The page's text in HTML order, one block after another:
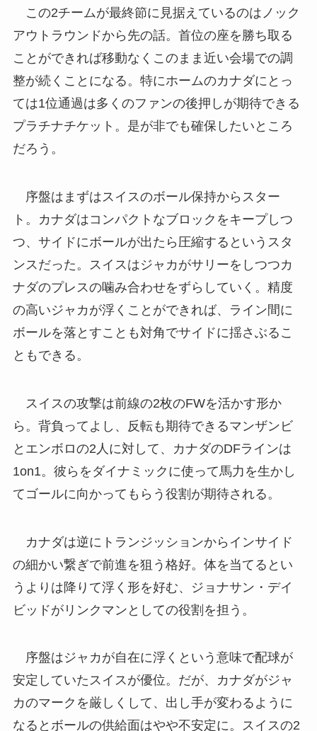
この2チームが最終節に見据えているのはノック
アウトラウンドから先の話。首位の座を勝ち取る
ことができれば移動なくこのまま近い会場での調
整が続くことになる。特にホームのカナダにとっ
ては1位通過は多くのファンの後押しが期待できる
プラチナチケット。是が非でも確保したいところ
だろう。
序盤はまずはスイスのボール保持からスター
ト。カナダはコンパクトなブロックをキープしつ
つ、サイドにボールが出たら圧縮するというスタ
ンスだった。スイスはジャカがサリーをしつつカ
ナダのプレスの噛み合わせをずらしていく。精度
の高いジャカが浮くことができれば、ライン間に
ボールを落とすことも対角でサイドに揺さぶるこ
ともできる。
スイスの攻撃は前線の2枚のFWを活かす形か
ら。背負ってよし、反転も期待できるマンザンビ
とエンボロの2人に対して、カナダのDFラインは
1on1。彼らをダイナミックに使って馬力を生かし
てゴールに向かってもらう役割が期待される。
カナダは逆にトランジッションからインサイド
の細かい繋ぎで前進を狙う格好。体を当てるとい
うよりは降りて浮く形を好む、ジョナサン・デイ
ビッドがリンクマンとしての役割を担う。
序盤はジャカが自在に浮くという意味で配球が
安定していたスイスが優位。だが、カナダがジャ
カのマークを厳しくして、出し手が変わるように
なるとボールの供給面はやや不安定に。スイスの2